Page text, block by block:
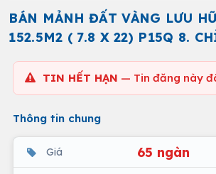
BÁN MẢNH ĐẤT VÀNG LƯU
152.5M2 ( 7.8 X 22) P15Q 8.
TIN HẾT HẠN — Tin đăng này
Thông tin chung
Giá 65 ngàn